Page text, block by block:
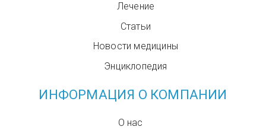
Лечение
Статьи
Новости медицины
Энциклопедия
ИНФОРМАЦИЯ О КОМПАНИИ
О нас